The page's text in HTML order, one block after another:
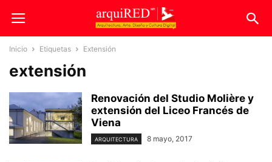
Inicio Etiquetas Extensión
extensión
Renovación del Studio Molière y
extensión del Liceo Francés de
Viena
ARQUITECTURA 8 mayo, 2017